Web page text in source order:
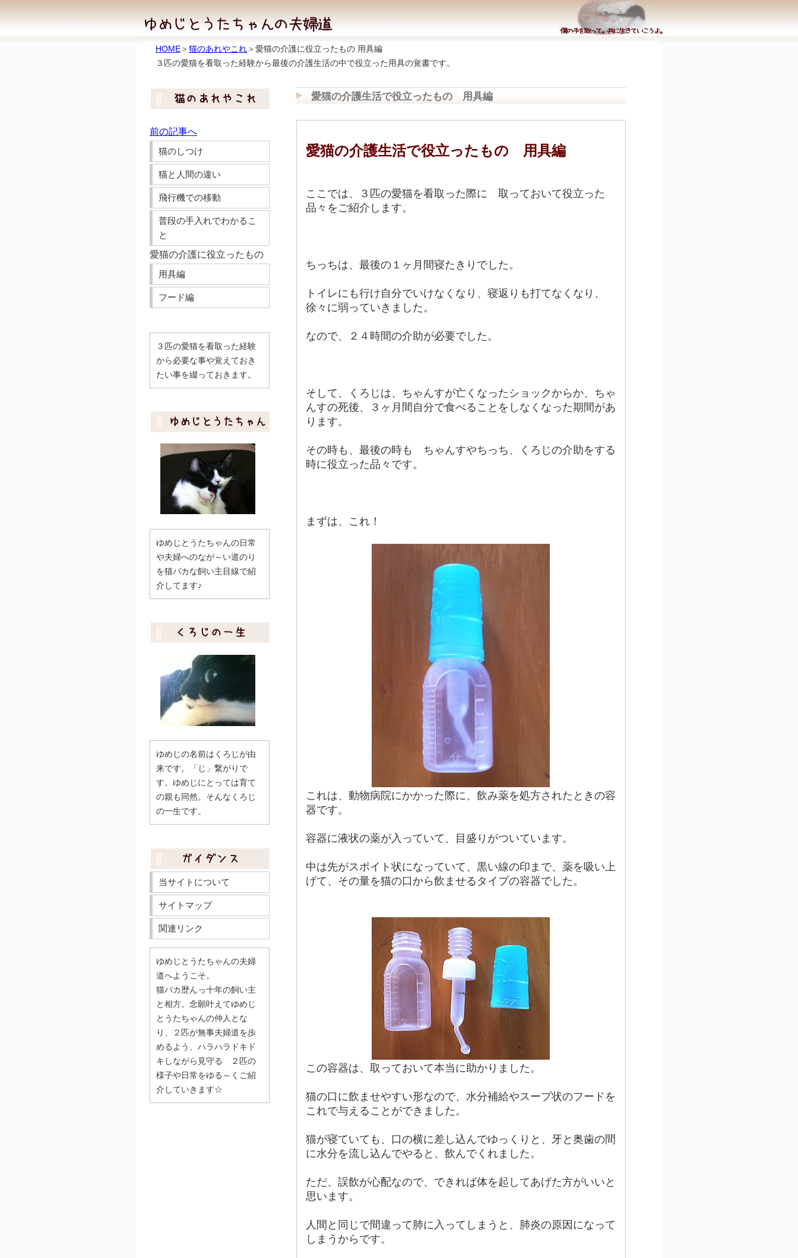
HOME＞猫のあれやこれ＞愛猫の介護に役立ったもの 用具編
３匹の愛猫を看取った経験から最後の介護生活の中で役立った用具の覚書です。
愛猫の介護生活で役立ったもの 用具編
愛猫の介護生活で役立ったもの 用具編
ここでは、３匹の愛猫を看取った際に 取っておいて役立った
品々をご紹介します。
ちっちは、最後の１ヶ月間寝たきりでした。
トイレにも行け自分でいけなくなり、寝返りも打てなくなり、
徐々に弱っていきました。
なので、２４時間の介助が必要でした。
そして、くろじは、ちゃんすが亡くなったショックからか、ちゃ
んすの死後、３ヶ月間自分で食べることをしなくなった期間があ
ります。
その時も、最後の時も ちゃんすやちっち、くろじの介助をする
時に役立った品々です。
まずは、これ！
これは、動物病院にかかった際に、飲み薬を処方されたときの容
器です。
容器に液状の薬が入っていて、目盛りがついています。
中は先がスポイト状になっていて、黒い線の印まで、薬を吸い上
げて、その量を猫の口から飲ませるタイプの容器でした。
この容器は、取っておいて本当に助かりました。
猫の口に飲ませやすい形なので、水分補給やスープ状のフードを
これで与えることができました。
猫が寝ていても、口の横に差し込んでゆっくりと、牙と奥歯の間
に水分を流し込んでやると、飲んでくれました。
ただ、誤飲が心配なので、できれば体を起してあげた方がいいと
思います。
人間と同じで間違って肺に入ってしまうと、肺炎の原因になって
しまうからです。
前の記事へ
猫のしつけ
猫と人間の違い
飛行機での移動
普段の手入れでわかるこ
と
愛猫の介護に役立ったもの
用具編
フード編
３匹の愛猫を看取った経験
から必要な事や覚えておき
たい事を綴っておきます。
ゆめじとうたちゃんの日常
や夫婦へのなが～い道のり
を猫バカな飼い主目線で紹
介してます♪
ゆめじの名前はくろじが由
来です。「じ」繋がりで
す。ゆめじにとっては育て
の親も同然。そんなくろじ
の一生です。
当サイトについて
サイトマップ
関連リンク
ゆめじとうたちゃんの夫婦
道へようこそ。
猫バカ歴んっ十年の飼い主
と相方。念願叶えてゆめじ
とうたちゃんの仲人とな
り、２匹が無事夫婦道を歩
めるよう、ハラハラドキド
キしながら見守る ２匹の
様子や日常をゆる～くご紹
介していきます☆